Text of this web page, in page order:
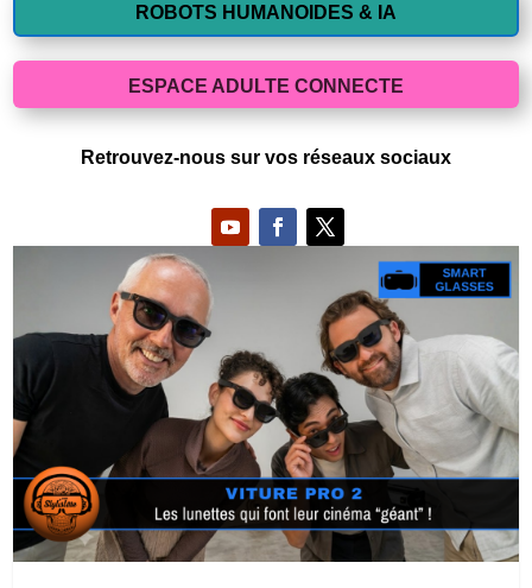
ROBOTS HUMANOIDES & IA
ESPACE ADULTE CONNECTE
Retrouvez-nous sur vos réseaux sociaux